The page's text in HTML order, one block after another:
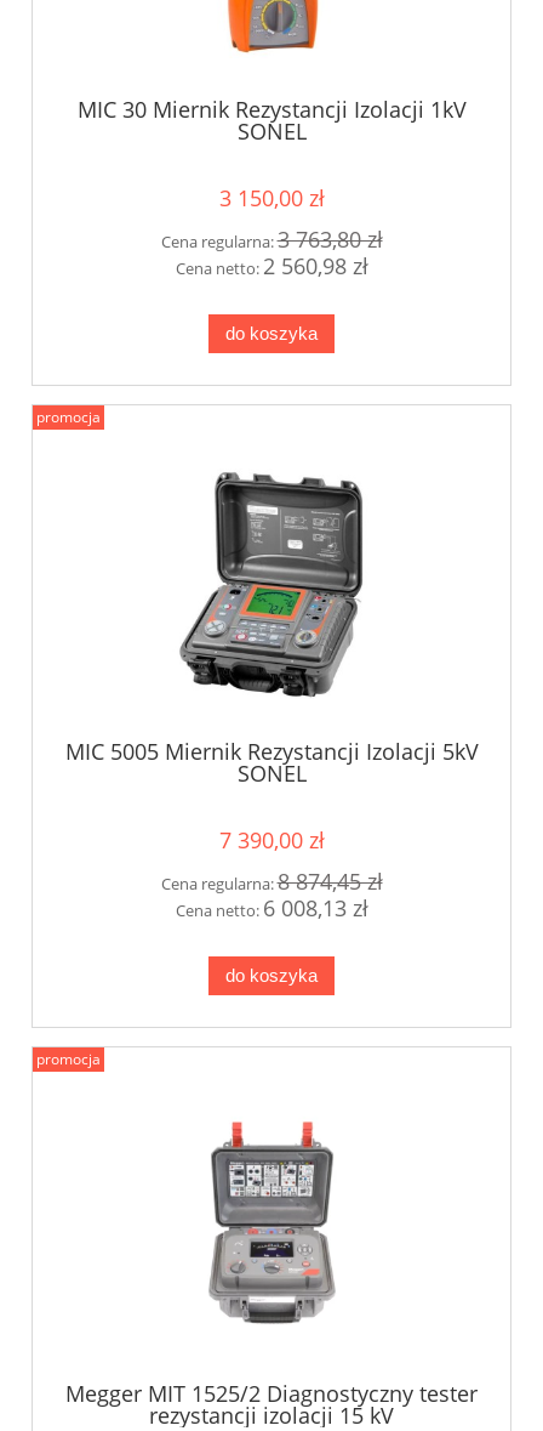
MIC 30 Miernik Rezystancji Izolacji 1kV
SONEL
3 150,00 zł
Cena regularna:3 763,80 zł
Cena netto: 2 560,98 zł
do koszyka
MIC 5005 Miernik Rezystancji Izolacji 5kV
SONEL
7 390,00 zł
Cena regularna:8 874,45 zł
Cena netto: 6 008,13 zł
do koszyka
promocja
Megger MIT 1525/2 Diagnostyczny tester
rezystancji izolacji 15 kV
promocja